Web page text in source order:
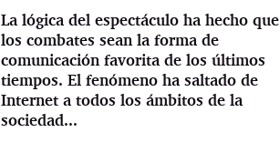
La lógica del espectáculo ha hecho que
los combates sean la forma de
comunicación favorita de los últimos
tiempos. El fenómeno ha saltado de
Internet a todos los ámbitos de la
sociedad...